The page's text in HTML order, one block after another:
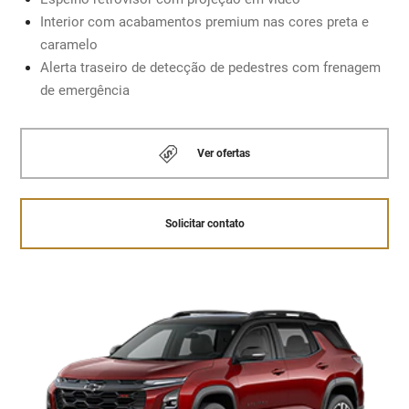
Chevrolet MyLink
central multimídia com tela de 11.3”sensível ao
MOTOR 1.5 TURBO COM INJEÇÃO DIRETA
Interior com acabamentos premium nas cores preta e
caramelo
Alerta traseiro de detecção de pedestres com frenagem
de emergência
Ver ofertas
Solicitar contato